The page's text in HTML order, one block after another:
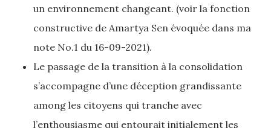
un environnement changeant. (voir la fonction
constructive de Amartya Sen évoquée dans ma
note No.1 du 16-09-2021).
Le passage de la transition à la consolidation
s’accompagne d’une déception grandissante
among les citoyens qui tranche avec
l’enthousiasme qui entourait initialement les